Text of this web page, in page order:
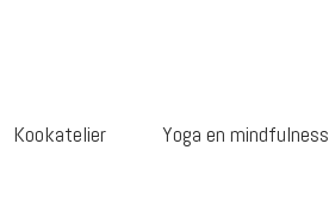
Kookatelier Yoga en mindfulness